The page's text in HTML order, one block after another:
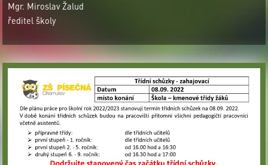
Mgr. Miroslav Žalud
ředitel školy